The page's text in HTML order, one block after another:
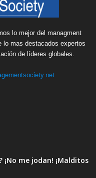
lo mejor del managment
lo mas destacados expertos
de líderes globales.
¡No me jodan! ¡Malditos